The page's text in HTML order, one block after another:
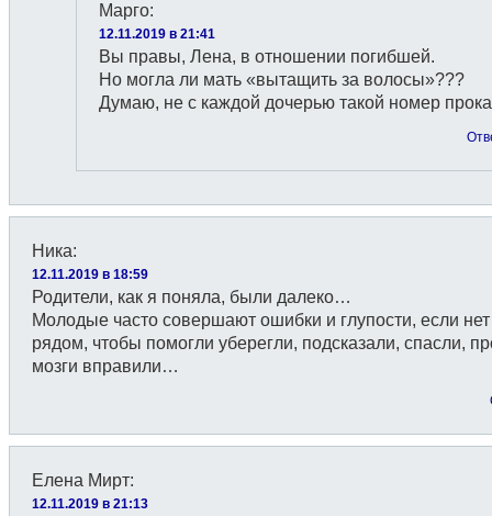
Марго:
12.11.2019 в 21:41
Вы правы, Лена, в отношении погибшей.
Но могла ли мать «вытащить за волосы»???
Думаю, не с каждой дочерью такой номер
Ника:
12.11.2019 в 18:59
Родители, как я поняла, были далеко…
Молодые часто совершают ошибки и глупости, если нет
рядом, чтобы помогли уберегли, подсказали, спасли,
мозги вправили…
Елена Мирт:
12.11.2019 в 21:13